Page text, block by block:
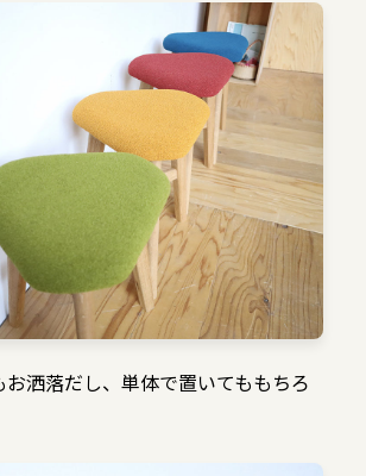
お洒落だし、単体で置いてももちろ